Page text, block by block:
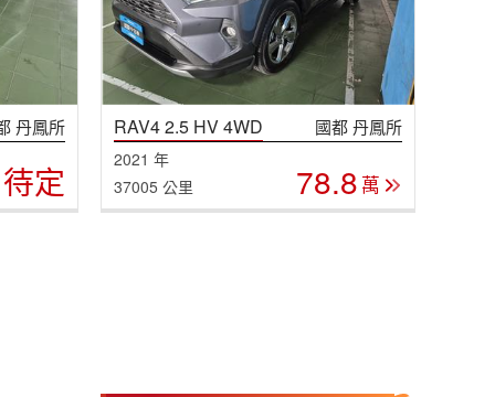
丹鳳所
待定
RAV4 2.5 HV 4WD 國都 丹鳳所
2021 年
37005 公里
78.8 萬